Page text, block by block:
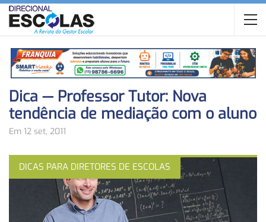
Dica — Professor Tutor: Nova
tendência de mediação com o aluno
Em 12 set, 2011
DICAS PARA DIRETORES DE ESCOLAS